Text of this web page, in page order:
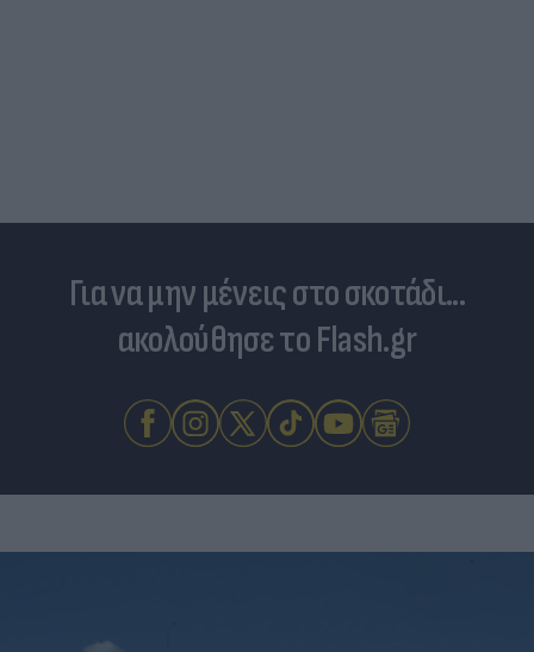
Για να μην μένεις στο σκοτάδι...
ακολούθησε το Flash.gr